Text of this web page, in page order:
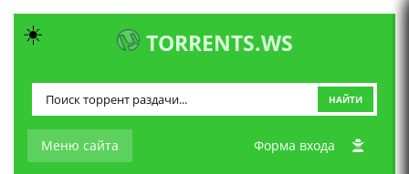
TORRENTS.WS
Меню сайта
НАЙТИ
Форма входа
☀️